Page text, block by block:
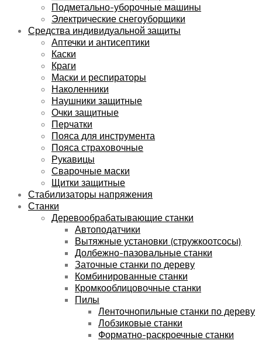
Подметально-уборочные машины
Электрические снегоуборщики
Средства индивидуальной защиты
Аптечки и антисептики
Каски
Краги
Маски и респираторы
Наколенники
Наушники защитные
Очки защитные
Перчатки
Пояса для инструмента
Пояса страховочные
Рукавицы
Сварочные маски
Щитки защитные
Стабилизаторы напряжения
Станки
Деревообрабатывающие станки
Автоподатчики
Вытяжные установки (стружкоотсосы)
Долбежно-пазовальные станки
Заточные станки по дереву
Комбинированные станки
Кромкооблицовочные станки
Пилы
Ленточнопильные станки по дереву
Лобзиковые станки
Форматно-раскроечные станки